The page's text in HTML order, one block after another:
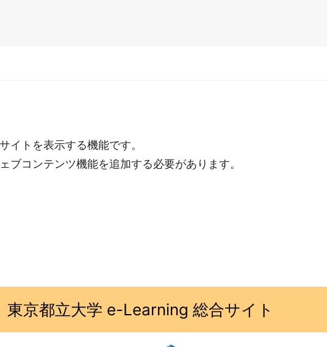
イトを表示する機能です。
ブコンテンツ機能を追加する必要があります。
東京都立大学 e-Learning 総合サイト